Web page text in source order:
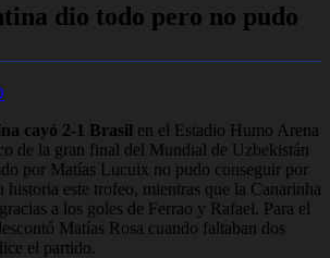
dio todo pero no pudo
cayó 2-1 Brasil en el Estadio Humo Arena
de la gran final del Mundial de Uzbekistán
por Matías Lucuix no pudo conseguir por
historia este trofeo, mientras que la Canarinha
a los goles de Ferrao y Rafael. Para el
Matías Rosa cuando faltaban dos
el partido.